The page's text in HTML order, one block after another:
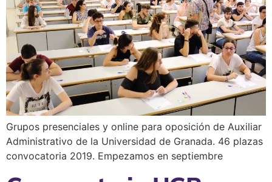
Grupos presenciales y online para oposición de Auxiliar
Administrativo de la Universidad de Granada. 46 plazas
convocatoria 2019. Empezamos en septiembre